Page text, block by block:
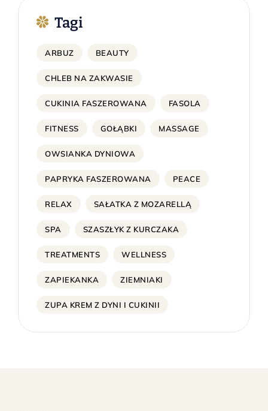
Tagi
ARBUZ BEAUTY
CHLEB NA ZAKWASIE
CUKINIA FASZEROWANA FASOLA
FITNESS GOŁĄBKI MASSAGE
OWSIANKA DYNIOWA
PAPRYKA FASZEROWANA PEACE
RELAX SAŁATKA Z MOZARELLĄ
SPA SZASZŁYK Z KURCZAKA
TREATMENTS WELLNESS
ZAPIEKANKA ZIEMNIAKI
ZUPA KREM Z DYNI I CUKINII